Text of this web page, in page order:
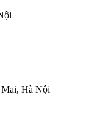
Hà Nội